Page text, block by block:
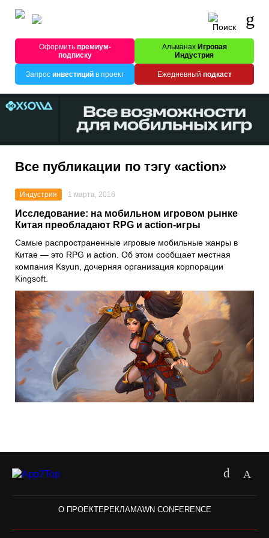
Оформитьпремиум-
подписку
Альманах Игровая
Индустрия
Запрос инвестицийв проект Ежедневный подкаст
Все публикации по тэгу «action»
Индустрия 1 марта, 2016
Исследование: на мобильном игровом рынке
Китая преобладают RPG и action-игры
Самые распространенные игровые мобильные жанры в
Китае — это RPG и action. Об этом сообщает местная
компания Ksyun, дочерняя организация корпорации
Kingsoft.
О ПРОЕКТЕРЕКЛАМАWN CONFERENCE